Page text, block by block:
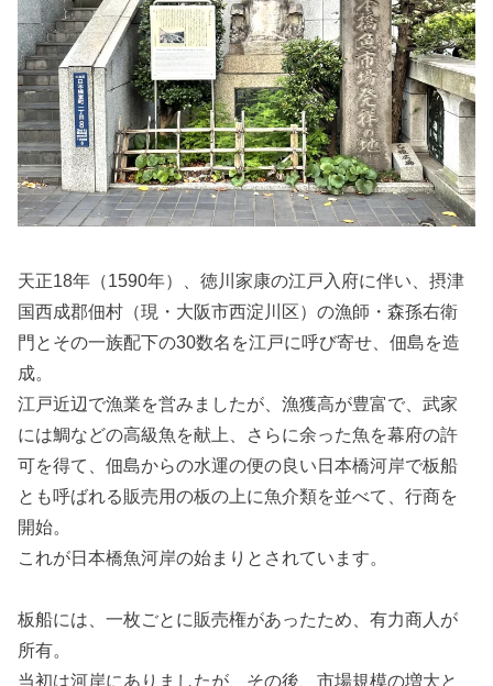
天正18年（1590年）、徳川家康の江戸入府に伴い、摂津
国西成郡佃村（現・大阪市西淀川区）の漁師・森孫右衛
門とその一族配下の30数名を江戸に呼び寄せ、佃島を造
成。
江戸近辺で漁業を営みましたが、漁獲高が豊富で、武家
には鯛などの高級魚を献上、さらに余った魚を幕府の許
可を得て、佃島からの水運の便の良い日本橋河岸で板船
とも呼ばれる販売用の板の上に魚介類を並べて、行商を
開始。
これが日本橋魚河岸の始まりとされています。
板船には、一枚ごとに販売権があったため、有力商人が
所有。
当初は河岸にありましたが、その後、市場規模の増大と